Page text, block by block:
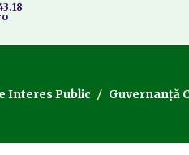
Interes Public Guvernanță